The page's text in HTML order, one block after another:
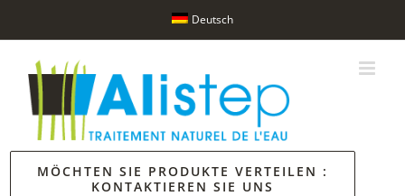
to
content
Deutsch
MÖCHTEN SIE PRODUKTE VERTEILEN :
KONTAKTIEREN SIE UNS